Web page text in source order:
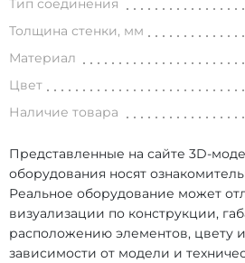
Тип соединения
Толщина стенки, мм
Материал
Цвет
Наличие товара
Представленные на сайте 3D-
оборудования носят
Реальное оборудование может
визуализации по конструкции,
расположению элементов, цвету
зависимости от модели и